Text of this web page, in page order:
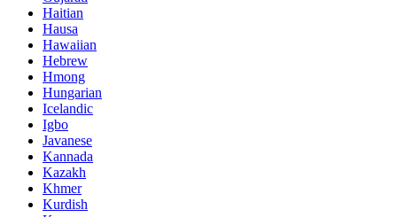
Haitian
Hausa
Hawaiian
Hebrew
Hmong
Hungarian
Icelandic
Igbo
Javanese
Kannada
Kazakh
Khmer
Kurdish